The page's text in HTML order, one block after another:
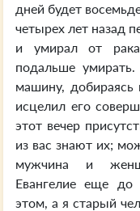
дней будет
четырех лет назад
и умирал от
подальше
машину,
исцелил его
этот вечер
из вас знают их;
мужчина и
Евангелие еще
этом, а я старый